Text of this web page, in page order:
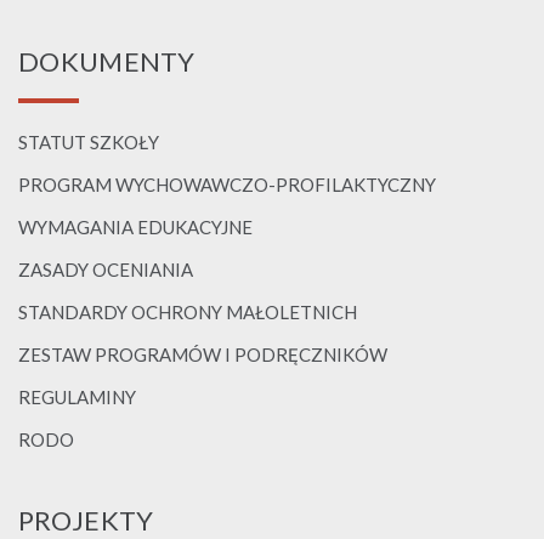
DOKUMENTY
STATUT SZKOŁY
PROGRAM WYCHOWAWCZO-PROFILAKTYCZNY
WYMAGANIA EDUKACYJNE
ZASADY OCENIANIA
STANDARDY OCHRONY MAŁOLETNICH
ZESTAW PROGRAMÓW I PODRĘCZNIKÓW
REGULAMINY
RODO
PROJEKTY